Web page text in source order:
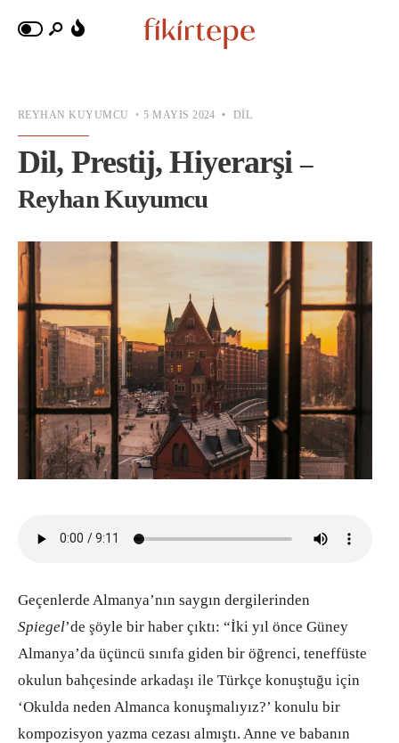
REYHAN KUYUMCU • 5 MAYIS 2024 • DIL
Dil, Prestij, Hiyerarşi–
Reyhan Kuyumcu
Geçenlerde Almanya’nın saygın dergilerinden
Spiegel’de şöyle bir haber çıktı: “İki yıl önce Güney
Almanya’da üçüncü sınıfa giden bir öğrenci, teneffüste
okulun bahçesinde arkadaşı ile Türkçe konuştuğu için
‘Okulda neden Almanca konuşmalıyız?’ konulu bir
kompozisyon yazma cezası almıştı. Anne ve babanın